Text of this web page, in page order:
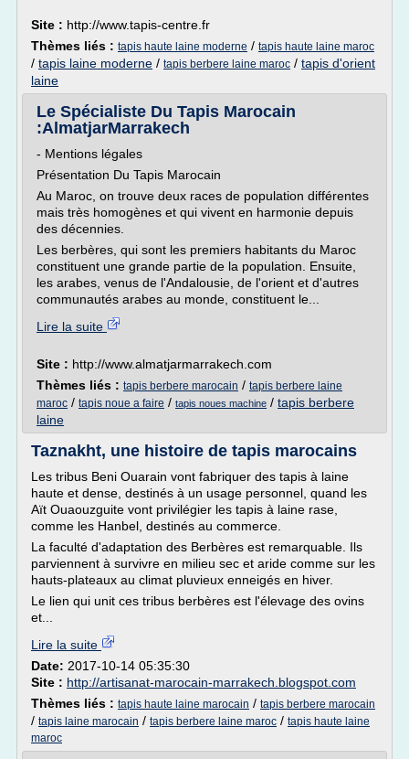
Site : http://www.tapis-centre.fr
Thèmes liés : tapis haute laine moderne / tapis haute laine maroc
/ tapis laine moderne / tapis berbere laine maroc / tapis d'orient
laine
Le Spécialiste Du Tapis Marocain
:AlmatjarMarrakech
- Mentions légales
Présentation Du Tapis Marocain
Au Maroc, on trouve deux races de population différentes
mais très homogènes et qui vivent en harmonie depuis
des décennies.
Les berbères, qui sont les premiers habitants du Maroc
constituent une grande partie de la population. Ensuite,
les arabes, venus de l'Andalousie, de l'orient et d'autres
communautés arabes au monde, constituent le...
Lire la suite
Site : http://www.almatjarmarrakech.com
Thèmes liés : tapis berbere marocain / tapis berbere laine
maroc / tapis noue a faire / tapis noues machine / tapis berbere
laine
Taznakht, une histoire de tapis marocains
Les tribus Beni Ouarain vont fabriquer des tapis à laine
haute et dense, destinés à un usage personnel, quand les
Aït Ouaouzguite vont privilégier les tapis à laine rase,
comme les Hanbel, destinés au commerce.
La faculté d'adaptation des Berbères est remarquable. Ils
parviennent à survivre en milieu sec et aride comme sur les
hauts-plateaux au climat pluvieux enneigés en hiver.
Le lien qui unit ces tribus berbères est l'élevage des ovins
et...
Lire la suite
Date: 2017-10-14 05:35:30
Site : http://artisanat-marocain-marrakech.blogspot.com
Thèmes liés : tapis haute laine marocain / tapis berbere marocain
/ tapis laine marocain / tapis berbere laine maroc / tapis haute laine
maroc